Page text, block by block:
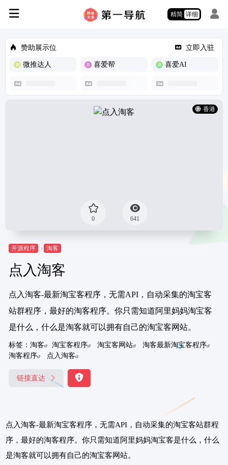
精简 详细
赞助展示位 立即入驻
微推达人 喜爱帮 喜爱AI
香港
0 641
开源程序 淘客
点入淘客
点入淘客-最新淘宝客程序，无需API，自动采集的淘宝客
站群程序，最好的淘客程序。你只需知道阿里妈妈淘宝客
是什么，什么是淘客就可以拥有自己的淘宝客网站。
标签： 淘客 淘宝客程序 淘宝客网站
淘客最新淘宝客程序
淘客程序
点入淘客
链接直达
点入淘客-最新淘宝客程序，无需API，自动采集的淘宝客站群程
序，最好的淘客程序。你只需知道阿里妈妈淘宝客是什么，什么
是淘客就可以拥有自己的淘宝客网站。